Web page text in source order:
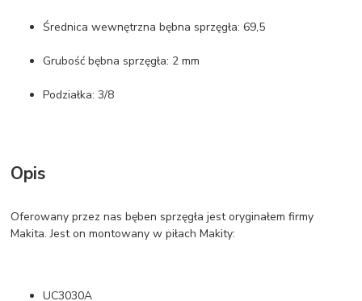
Średnica wewnętrzna bębna sprzęgła: 69,5
Grubość bębna sprzęgła: 2 mm
Podziałka: 3/8
Opis
Oferowany przez nas bęben sprzęgła jest oryginałem firmy
Makita. Jest on montowany w piłach Makity:
UC3030A